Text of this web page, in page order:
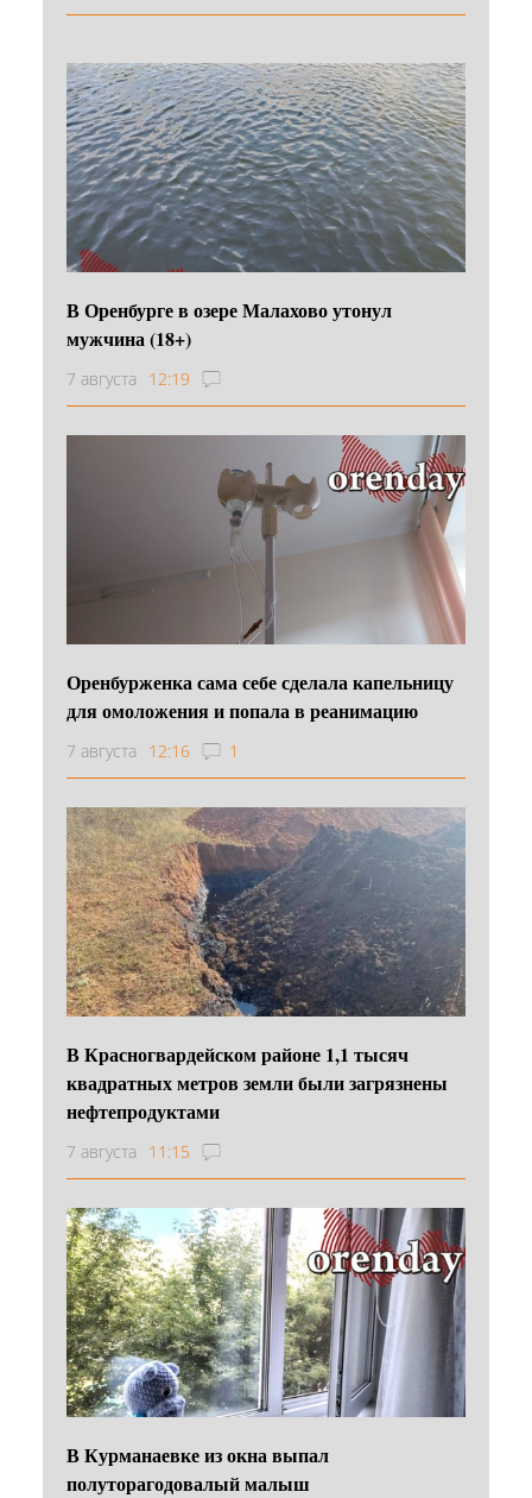
В Оренбурге в озере Малахово утонул
мужчина (18+)
7 августа 12:19
Оренбурженка сама себе сделала капельницу
для омоложения и попала в реанимацию
7 августа 12:16 1
В Красногвардейском районе 1,1 тысяч
квадратных метров земли были загрязнены
нефтепродуктами
7 августа 11:15
В Курманаевке из окна выпал
полуторагодовалый малыш